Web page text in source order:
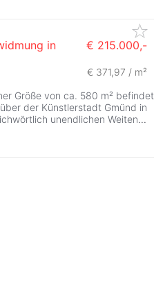
in
€ 215.000,-
€ 371,97 / m²
Größe von ca. 580 m² befindet
der Künstlerstadt Gmünd in
unendlichen Weiten...